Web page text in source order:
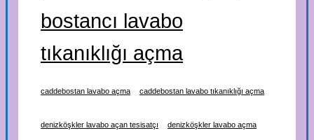
bostancı lavabo
tıkanıklığı açma
caddebostan lavabo açma caddebostan lavabo tıkanıklığı açma
denizköşkler lavabo açan tesisatçı denizköşkler lavabo açma